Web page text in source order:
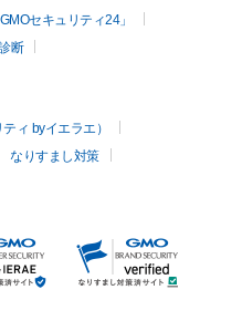
セキュリティ24」
断
ィ byイエラエ）
なりすまし対策